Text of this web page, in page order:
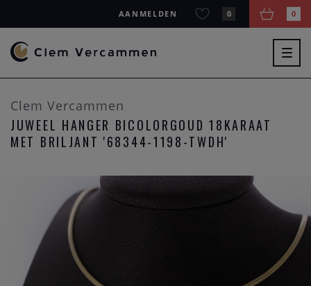
AANMELDEN 0 0
Clem Vercammen
JUWEEL HANGER BICOLORGOUD 18KARAAT
MET BRILJANT '68344-1198-TWDH'